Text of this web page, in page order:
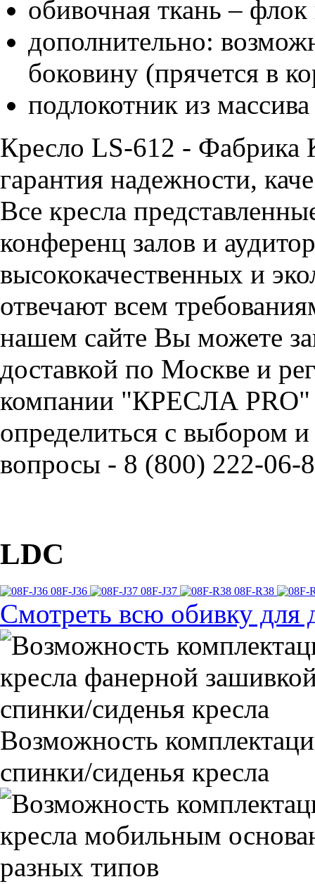
обивочная ткань –
дополнительно:
боковину (прячется в
подлокотник из
Кресло LS-612 - Фабрика
гарантия надежности,
Все кресла
конференц залов и
высококачественных и
отвечают всем
нашем сайте Вы можете
доставкой по Москве и
компании "КРЕСЛА PRO"
определиться с выбором
вопросы - 8 (800) 222-06-
LDC
08F-J36 08F-J37 08F-R38
Смотреть всю обивку для
Возможность
спинки/сиденья кресла